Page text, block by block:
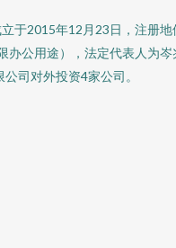
于2015年12月23日，注册
办公用途），法定代表人为
司对外投资4家公司。